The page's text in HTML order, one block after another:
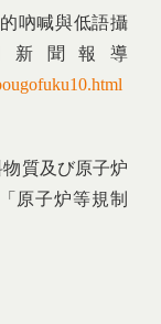
吶喊與低語攝
聞報導
質及び原子炉
原子炉等規制